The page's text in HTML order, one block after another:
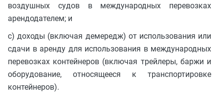
воздушных судов в международных перевозках
арендодателем; и
c) доходы (включая демередж) от использования или
сдачи в аренду для использования в международных
перевозках контейнеров (включая трейлеры, баржи и
оборудование, относящееся к транспортировке
контейнеров).